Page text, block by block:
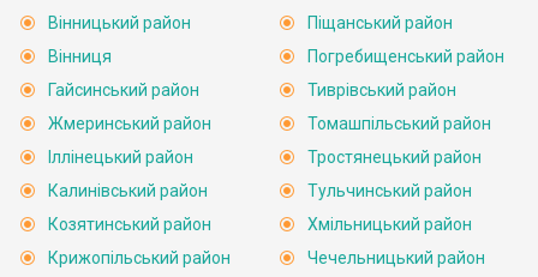
Вінницький район
Вінниця
Гайсинський район
Жмеринський район
Іллінецький район
Калинівський район
Козятинський район
Крижопільський район
Піщанський район
Погребищенський район
Тиврівський район
Томашпільський район
Тростянецький район
Тульчинський район
Хмільницький район
Чечельницький район